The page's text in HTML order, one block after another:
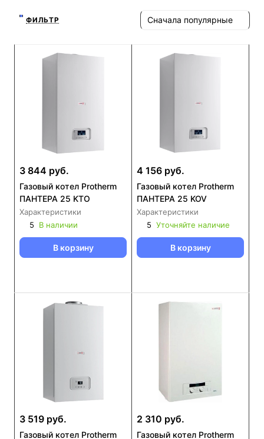
ФИЛЬТР Сначала популярные
3 844 руб.
Газовый котел Protherm
ПАНТЕРА 25 KTO
Характеристики
5
В наличии
В корзину
4 156 руб.
Газовый котел Protherm
ПАНТЕРА 25 KOV
Характеристики
5 Уточняйте наличие
В корзину
3 519 руб.
Газовый котел Protherm
2 310 руб.
Газовый котел Protherm